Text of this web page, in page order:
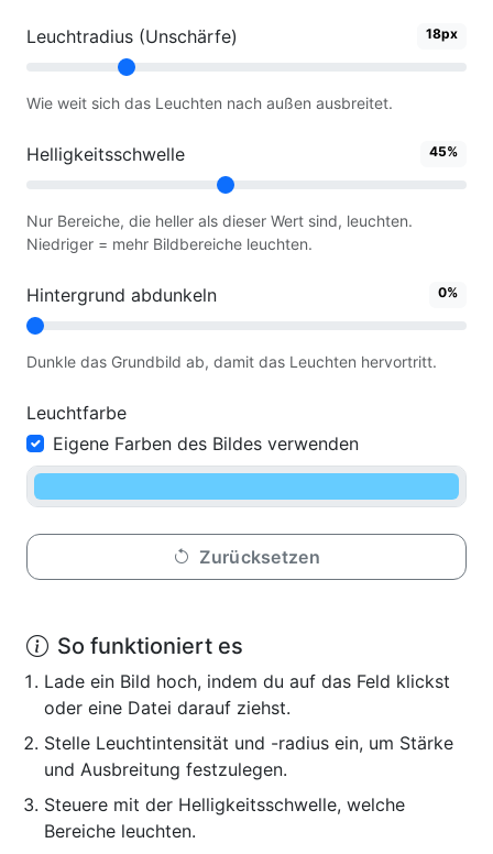
Leuchtradius (Unschärfe) 18px
Wie weit sich das Leuchten nach außen ausbreitet.
Helligkeitsschwelle 45%
Nur Bereiche, die heller als dieser Wert sind, leuchten.
Niedriger = mehr Bildbereiche leuchten.
Hintergrund abdunkeln 0%
Dunkle das Grundbild ab, damit das Leuchten hervortritt.
Leuchtfarbe
Eigene Farben des Bildes verwenden
Zurücksetzen
So funktioniert es
Lade ein Bild hoch, indem du auf das Feld klickst
oder eine Datei darauf ziehst.
Stelle Leuchtintensität und -radius ein, um Stärke
und Ausbreitung festzulegen.
Steuere mit der Helligkeitsschwelle, welche
Bereiche leuchten.